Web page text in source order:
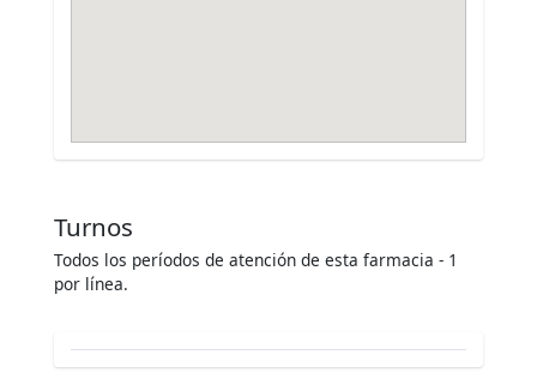
Turnos
Todos los períodos de atención de esta farmacia - 1
por línea.